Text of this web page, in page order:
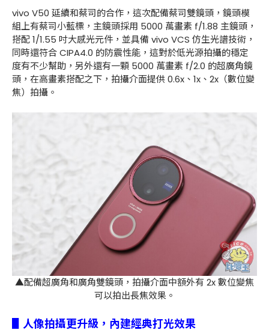
vivo V50 延續和蔡司的合作，這次配備蔡司雙鏡頭，鏡頭模
組上有蔡司小藍標，主鏡頭採用 5000 萬畫素 f/1.88 主鏡頭，
搭配 1/1.55 吋大感光元件，並具備 vivo VCS 仿生光譜技術，
同時還符合 CIPA4.0 的防震性能，這對於低光源拍攝的穩定
度有不少幫助，另外還有一顆 5000 萬畫素 f/2.0 的超廣角鏡
頭，在高畫素搭配之下，拍攝介面提供 0.6x、1x、2x（數位變
焦）拍攝。
▲配備超廣角和廣角雙鏡頭，拍攝介面中額外有 2x 數位變焦
可以拍出長焦效果。
▋人像拍攝更升級，內建經典打光效果